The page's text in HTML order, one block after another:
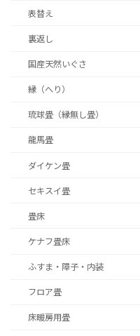
表替え
裏返し
国産天然いぐさ
縁（へり）
琉球畳（縁無し畳）
龍馬畳
ダイケン畳
セキスイ畳
畳床
ケナフ畳床
ふすま・障子・内装
フロア畳
床暖房用畳